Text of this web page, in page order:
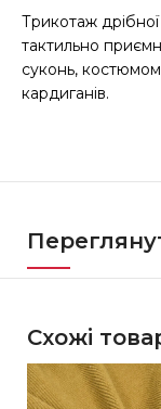
Трикотаж дрібної
тактильно
суконь,
кардиганів.
Схожі